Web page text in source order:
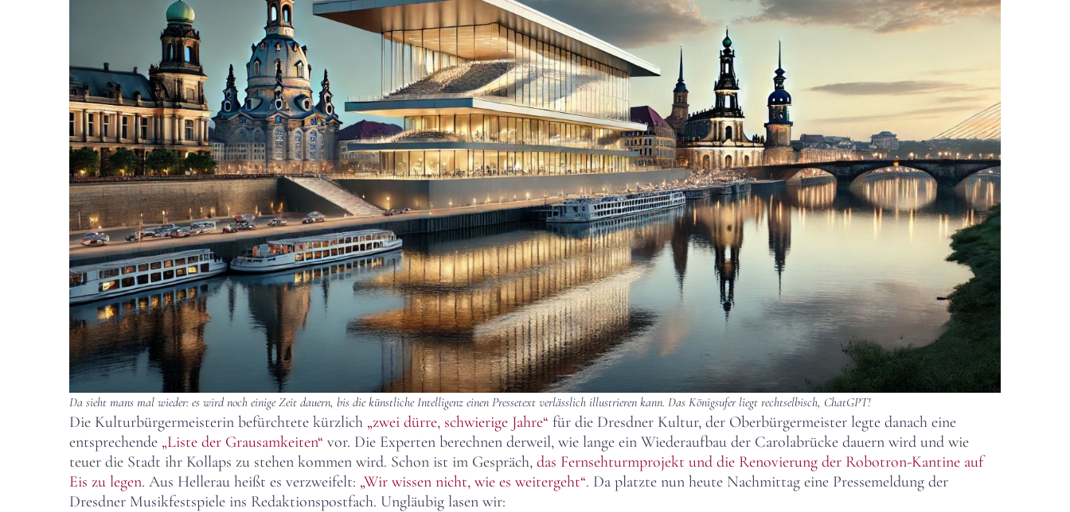
Da sieht mans mal wieder: es wird noch einige Zeit dauern, bis die künstliche Intelligenz einen Pressetext verlässlich illustrieren kann. Das Königsuferliegt rechtselbisch, ChatGPT!
Die Kulturbürgermeisterin befürchtete kürzlich „zwei dürre, schwierige Jahre“ für die Dresdner Kultur, der Oberbürgermeister legte danach eine
entsprechende „Liste der Grausamkeiten“ vor. Die Experten berechnen derweil, wie lange ein Wiederaufbau der Carolabrücke dauern wird und wie
teuer die Stadt ihr Kollaps zu stehen kommen wird. Schon ist im Gespräch, das Fernsehturmprojekt und die Renovierung der Robotron-Kantine auf
Eis zu legen. Aus Hellerau heißt es verzweifelt: „Wir wissen nicht, wie es weitergeht“. Da platzte nun heute Nachmittag eine Pressemeldung der
Dresdner Musikfestspiele ins Redaktionspostfach. Ungläubig lasen wir: